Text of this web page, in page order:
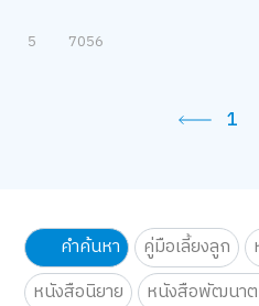
5 7056
1
คำค้นหา คู่มือเลี้ยงลูก
หนังสือนิยาย
หนังสือพัฒนาต